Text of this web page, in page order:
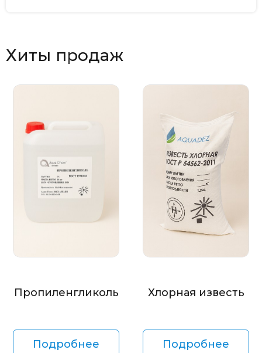
Хиты продаж
Пропиленгликоль
Подробнее
Хлорная известь
Подробнее